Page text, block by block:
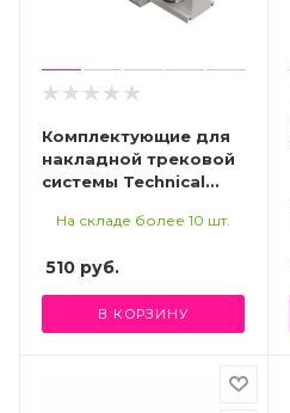
Комплектующие для
накладной трековой
системы Technical
На складе более 10 шт.
510 руб.
В КОРЗИНУ